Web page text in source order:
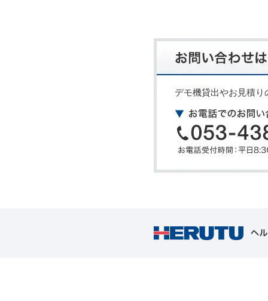
デモ機貸出やお見積